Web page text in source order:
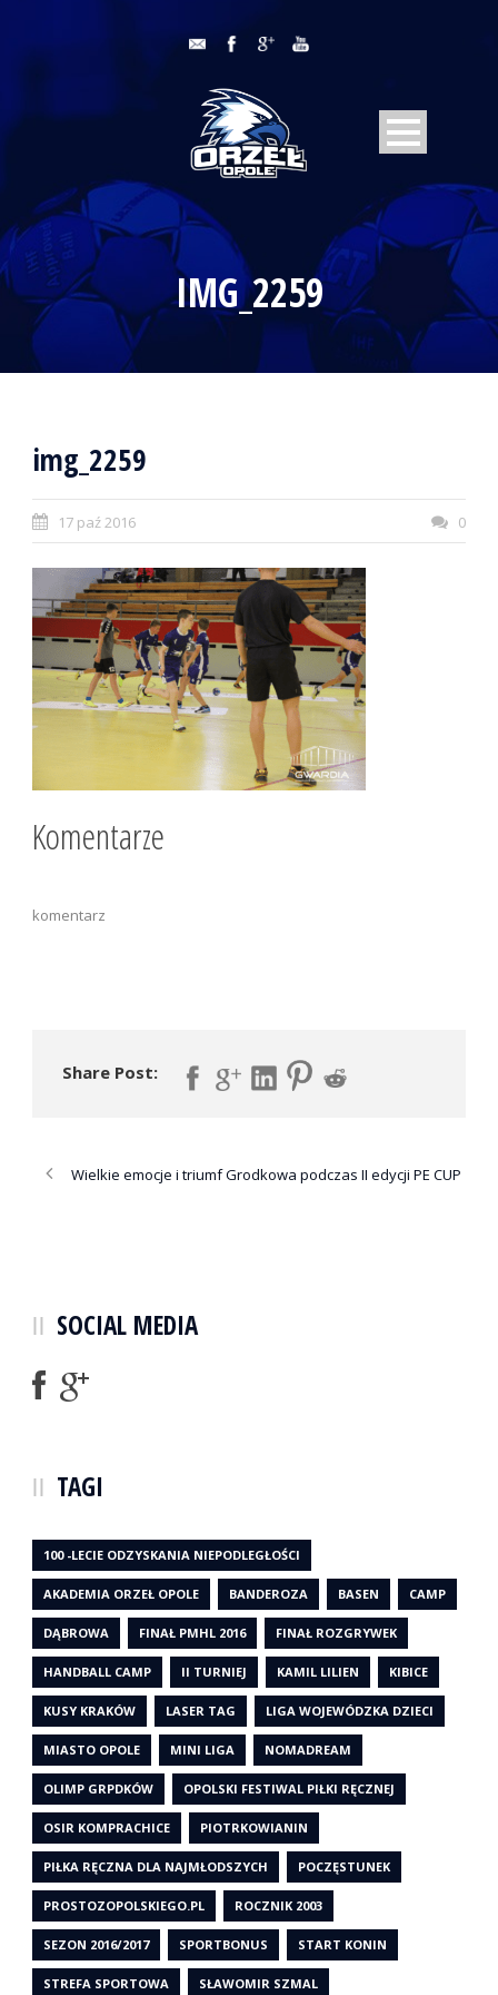
IMG_2259
img_2259
17 paź 2016 0
Komentarze
komentarz
Share Post:
Wielkie emocje i triumf Grodkowa podczas II edycji PE CUP
SOCIAL MEDIA
TAGI
100 -LECIE ODZYSKANIA NIEPODLEGŁOŚCI
AKADEMIA ORZEŁ OPOLE BANDEROZA BASEN CAMP
DĄBROWA FINAŁ PMHL 2016 FINAŁ ROZGRYWEK
HANDBALL CAMP II TURNIEJ KAMIL LILIEN KIBICE
KUSY KRAKÓW LASER TAG LIGA WOJEWÓDZKA DZIECI
MIASTO OPOLE MINI LIGA NOMADREAM
OLIMP GRPDKÓW OPOLSKI FESTIWAL PIŁKI RĘCZNEJ
OSIR KOMPRACHICE PIOTRKOWIANIN
PIŁKA RĘCZNA DLA NAJMŁODSZYCH POCZĘSTUNEK
PROSTOZOPOLSKIEGO.PL ROCZNIK 2003
SEZON 2016/2017 SPORTBONUS START KONIN
STREFA SPORTOWA SŁAWOMIR SZMAL